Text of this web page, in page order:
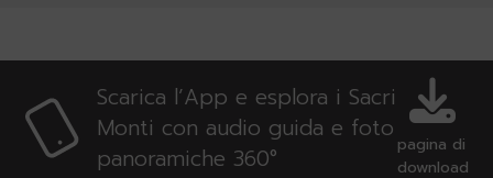
Scarica l’App e esplora i Sacri
Monti con audio guida e foto
panoramiche 360°
pagina di
download